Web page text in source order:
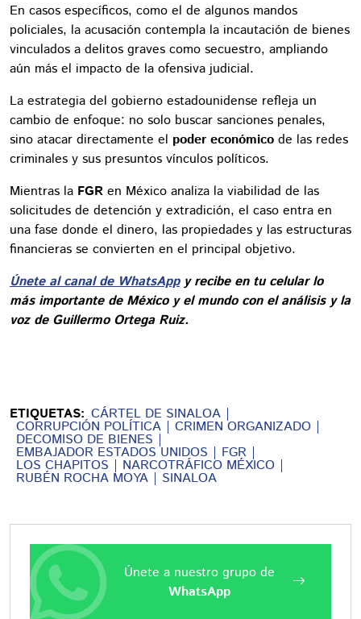
En casos específicos, como el de algunos mandos
policiales, la acusación contempla la incautación de bienes
vinculados a delitos graves como secuestro, ampliando
aún más el impacto de la ofensiva judicial.
La estrategia del gobierno estadounidense refleja un
cambio de enfoque: no solo buscar sanciones penales,
sino atacar directamente el poder económico de las redes
criminales y sus presuntos vínculos políticos.
Mientras la FGR en México analiza la viabilidad de las
solicitudes de detención y extradición, el caso entra en
una fase donde el dinero, las propiedades y las estructuras
financieras se convierten en el principal objetivo.
Únete al canal de WhatsAppy recibe en tu celular lo
más importante de México y el mundo con el análisis y la
voz de Guillermo Ortega Ruiz.
ETIQUETAS: CÁRTEL DE SINALOA
CORRUPCIÓN POLÍTICA CRIMEN ORGANIZADO
DECOMISO DE BIENES
EMBAJADOR ESTADOS UNIDOS FGR
LOS CHAPITOS NARCOTRÁFICO MÉXICO
RUBÉN ROCHA MOYA SINALOA
Únete a nuestro grupo de
WhatsApp